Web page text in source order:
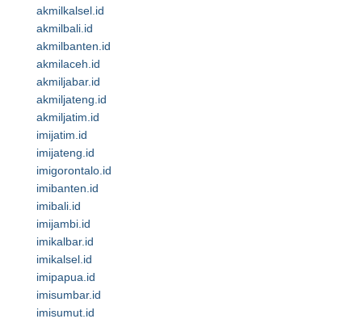
akmilkalsel.id
akmilbali.id
akmilbanten.id
akmilaceh.id
akmiljabar.id
akmiljateng.id
akmiljatim.id
imijatim.id
imijateng.id
imigorontalo.id
imibanten.id
imibali.id
imijambi.id
imikalbar.id
imikalsel.id
imipapua.id
imisumbar.id
imisumut.id